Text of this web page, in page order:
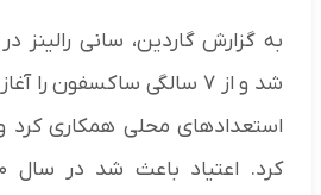
به گزارش گاردین، سانی رالینز
شد و از ۷ سالگی ساکسفون را
استعدادهای محلی همکاری کرد